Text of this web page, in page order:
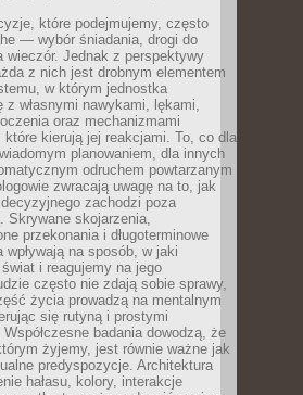
które podejmujemy, często
— wybór śniadania, drogi do
wieczór. Jednak z perspektywy
z nich jest drobnym elementem
w którym jednostka
z własnymi nawykami, lękami,
oraz mechanizmami
które kierują jej reakcjami. To, co dla
planowaniem, dla innych
odruchem powtarzanym
zwracają uwagę na to, jak
zachodzi poza
Skrywane skojarzenia,
przekonania i długoterminowe
wpływają na sposób, w jaki
i reagujemy na jego
często nie zdają sobie sprawy,
życia prowadzą na mentalnym
się rutyną i prostymi
badania dowodzą, że
żyjemy, jest równie ważne jak
predyspozycje. Architektura
hałasu, kolory, interakcje